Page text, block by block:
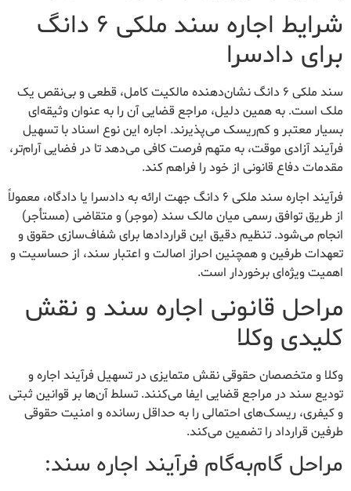
شرایط اجاره سند ملکی ۶ دانگ
برای دادسرا
سند ملکی ۶ دانگ نشان‌دهنده مالکیت کامل، قطعی و بی‌نقص یک
ملک است. به همین دلیل، مراجع قضایی آن را به عنوان وثیقه‌ای
بسیار معتبر و کم‌ریسک می‌پذیرند. اجاره این نوع اسناد با تسهیل
فرآیند آزادی موقت، به متهم فرصت کافی می‌دهد تا در فضایی آرام‌تر،
مقدمات دفاع قانونی از خود را فراهم کند.
فرآیند اجاره سند ملکی ۶ دانگ جهت ارائه به دادسرا یا دادگاه، معمولاً
از طریق توافق رسمی میان مالک سند (موجر) و متقاضی (مستأجر)
انجام می‌شود. تنظیم دقیق این قراردادها برای شفاف‌سازی حقوق و
تعهدات طرفین و همچنین احراز اصالت و اعتبار سند، از حساسیت و
اهمیت ویژه‌ای برخوردار است.
مراحل قانونی اجاره سند و نقش
کلیدی وکلا
وکلا و متخصصان حقوقی نقش متمایزی در تسهیل فرآیند اجاره و
تودیع سند در مراجع قضایی ایفا می‌کنند. تسلط آن‌ها بر قوانین ثبتی
و کیفری، ریسک‌های احتمالی را به حداقل رسانده و امنیت حقوقی
طرفین قرارداد را تضمین می‌کند.
مراحل گام‌به‌گام فرآیند اجاره سند: